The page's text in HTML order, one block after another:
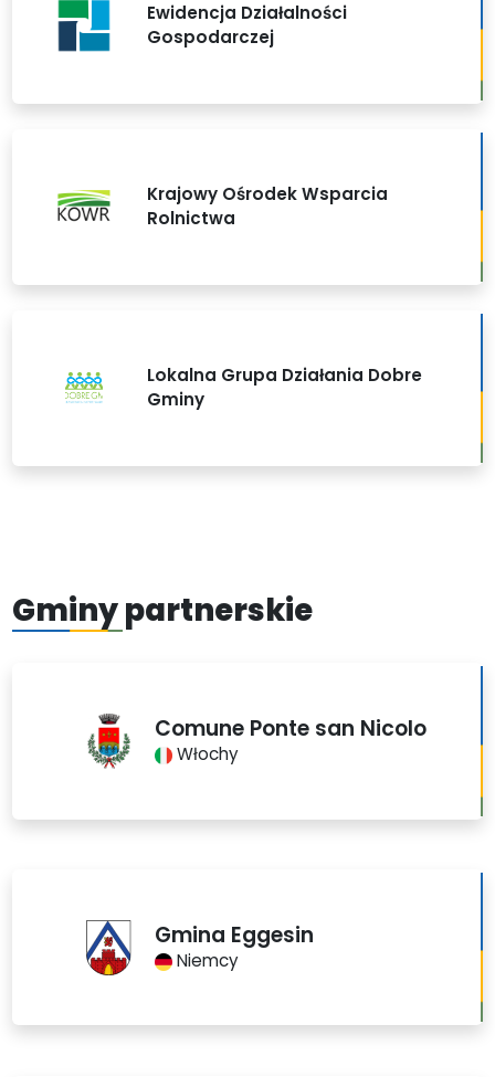
Ewidencja Działalności
Gospodarczej
Krajowy Ośrodek Wsparcia
Rolnictwa
Lokalna Grupa Działania Dobre
Gminy
Gminy partnerskie
Comune Ponte san Nicolo
Włochy
Gmina Eggesin
Niemcy